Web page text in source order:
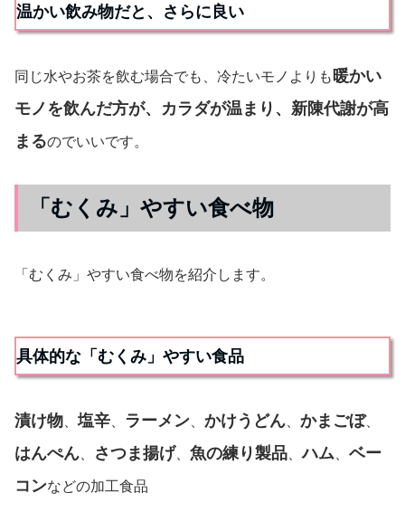
温かい飲み物だと、さらに良い
同じ水やお茶を飲む場合でも、冷たいモノよりも 暖かい
モノを飲んだ方が、カラダが温まり、新陳代謝が高
まるのでいいです。
「むくみ」やすい食べ物
「むくみ」やすい食べ物を紹介します。
具体的な「むくみ」やすい食品
漬け物 、塩辛 ラーメン かけうどん かまごぼ、
はんぺん さつま揚げ 魚の練り製品 、ハム
ベー
コンなどの加工食品